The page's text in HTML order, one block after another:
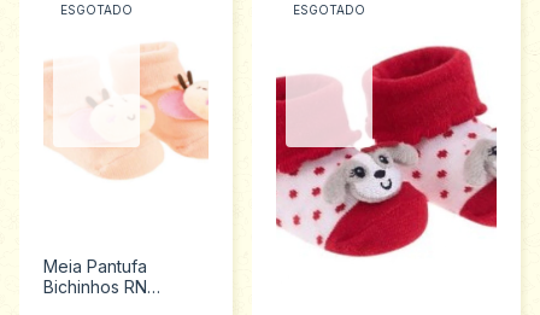
ESGOTADO
Meia Pantufa
Bichinhos RN
ESGOTADO